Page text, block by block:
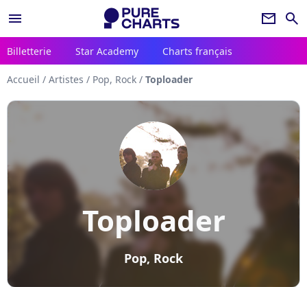
menu newsletter search
Billetterie Star Academy Charts français
Accueil / Artistes / Pop, Rock / Toploader
Toploader
Pop, Rock